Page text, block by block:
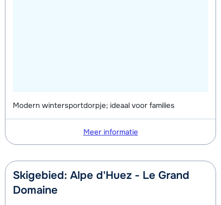
Modern wintersportdorpje; ideaal voor families
Meer informatie
Skigebied: Alpe d'Huez - Le Grand
Domaine